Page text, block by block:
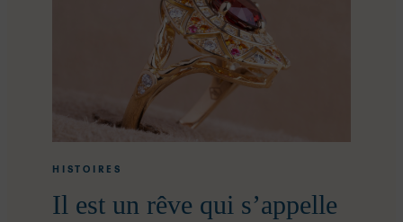
HISTOIRES
Il est un rêve qui s’appelle